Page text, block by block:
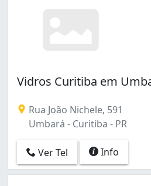
Vidros Curitiba em
Rua João Nichele, 591
Umbará - Curitiba - PR
Ver Tel Info